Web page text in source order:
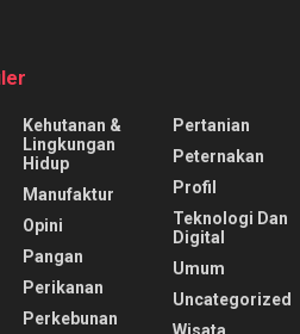
Kehutanan &
Lingkungan
Hidup
Manufaktur
Opini
Pangan
Perikanan
Perkebunan
Pertanian
Peternakan
Profil
Teknologi Dan
Digital
Umum
Uncategorized
Wisata